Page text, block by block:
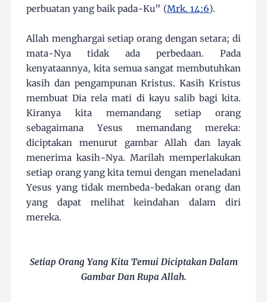
perbuatan yang baik pada-Ku” (Mrk. 14:6).
Allah menghargai setiap orang dengan setara; di
mata-Nya tidak ada perbedaan. Pada
kenyataannya, kita semua sangat membutuhkan
kasih dan pengampunan Kristus. Kasih Kristus
membuat Dia rela mati di kayu salib bagi kita.
Kiranya kita memandang setiap orang
sebagaimana Yesus memandang mereka:
diciptakan menurut gambar Allah dan layak
menerima kasih-Nya. Marilah memperlakukan
setiap orang yang kita temui dengan meneladani
Yesus yang tidak membeda-bedakan orang dan
yang dapat melihat keindahan dalam diri
mereka.
Setiap Orang Yang Kita Temui Diciptakan Dalam
Gambar Dan Rupa Allah.